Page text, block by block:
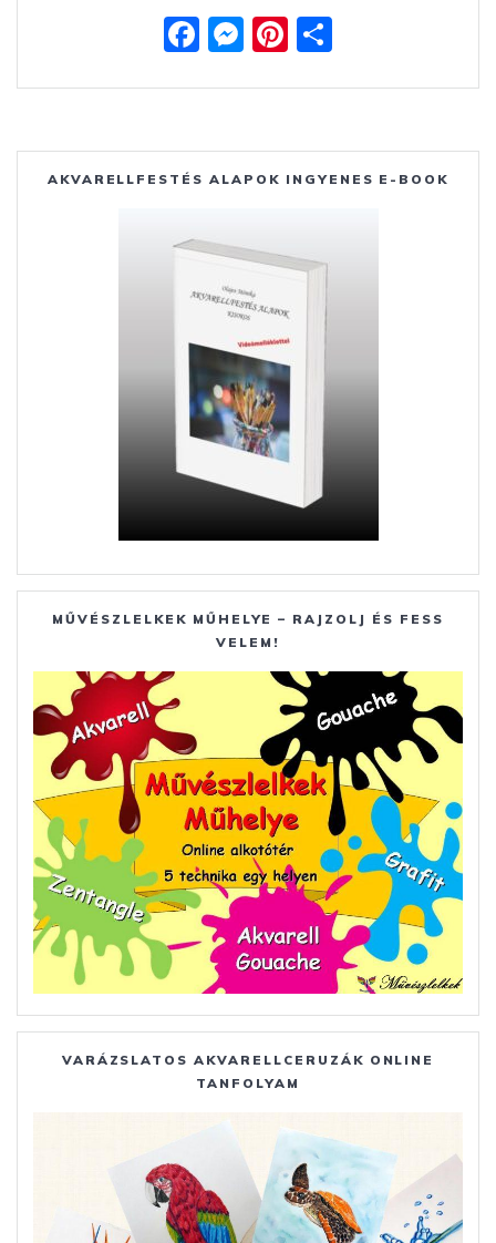
F
e
b
o
k
M
ss
e
n
er
Pi
er
e
st
za
m
e
AKVARELLFESTÉS ALAPOK INGYENES E-BOOK
MŰVÉSZLELKEK MŰHELYE – RAJZOLJ ÉS FESS
VELEM!
VARÁZSLATOS AKVARELLCERUZÁK ONLINE
TANFOLYAM